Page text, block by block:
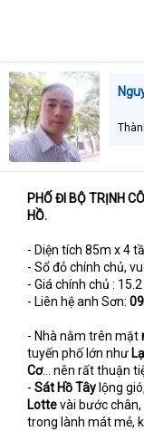
PHỐ ĐI BỘ TRỊNH
HỒ.
- Diện tích 85m x 4
- Sổ đỏ chính chủ,
- Giá chính chủ :
- Liên hệ anh Sơn:
- Nhà nằm trên mặt
tuyến phố lớn như
Cơ... nên rất thuận
- Sát Hồ Tây lộng
Lottevài bước
trong lành mát mẻ,